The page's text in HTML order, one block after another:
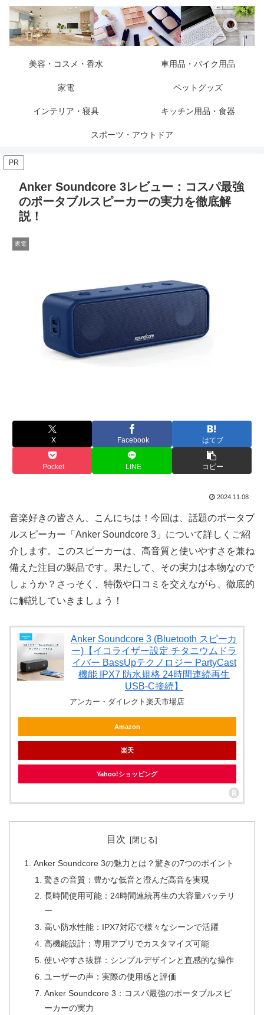
美容・コスメ・香水 車用品・バイク用品
家電 ペットグッズ
インテリア・寝具 キッチン用品・食器
スポーツ・アウトドア
PR
Anker Soundcore 3レビュー：コスパ最強
のポータブルスピーカーの実力を徹底解
説！
家電
X Facebook はてブ
Pocket LINE コピー
2024.11.08
音楽好きの皆さん、こんにちは！今回は、話題のポータブ
ルスピーカー「Anker Soundcore 3」について詳しくご紹
介します。このスピーカーは、高音質と使いやすさを兼ね
備えた注目の製品です。果たして、その実力は本物なので
しょうか？さっそく、特徴や口コミを交えながら、徹底的
に解説していきましょう！
Anker Soundcore 3 (Bluetooth スピーカ
ー)【イコライザー設定 チタニウムドラ
イバー BassUpテクノロジー PartyCast
機能 IPX7 防水規格 24時間連続再生
USB-C接続】
アンカー・ダイレクト楽天市場店
Amazon
楽天
Yahoo!ショッピング
目次
Anker Soundcore 3の魅力とは？驚きの7つのポイント
驚きの音質：豊かな低音と澄んだ高音を実現
長時間使用可能：24時間連続再生の大容量バッテリ
ー
高い防水性能：IPX7対応で様々なシーンで活躍
高機能設計：専用アプリでカスタマイズ可能
使いやすさ抜群：シンプルデザインと直感的な操作
ユーザーの声：実際の使用感と評価
Anker Soundcore 3：コスパ最強のポータブルスピ
ーカーの実力